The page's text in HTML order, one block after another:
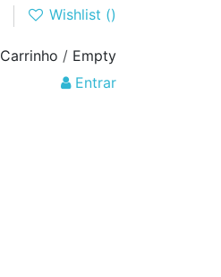
Wishlist ()
Carrinho / Empty
Entrar